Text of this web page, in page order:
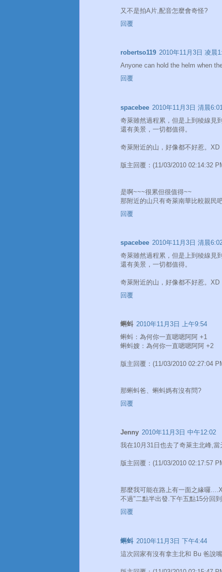
又不是拍A片,配音怎麼會奇怪?
回覆
robertso119 2010年11月3日 凌晨
Anyone can hold the helm when
回覆
spacebee 2010年11月3日 清晨6:01
奇萊雖然過程累，但是上到稜線見
還有美景，一切都值得。
奇萊附近的山，好像都不好惹。XD
版主回覆：(11/03/2010 02:14:32
是啊~~~很累但很值得~~
那附近的山只有奇萊南華比較親民
回覆
spacebee 2010年11月3日 清晨
奇萊雖然過程累，但是上到稜線見
還有美景，一切都值得。
奇萊附近的山，好像都不好惹。XD
回覆
蝌蚪 2010年11月3日 上午9:54
蝌蚪：為何你一直嗯嗯阿阿 +1
蝌蚪嫂：為何你一直嗯嗯阿阿 +2
版主回覆：(11/03/2010 02:27:04
那蝌蚪爸、蝌蚪媽有沒有問?
回覆
Jenny 2010年11月3日 中午12:02
我在10月31日也去了奇萊主北峰,
版主回覆：(11/03/2010 02:17:57
那麼我可能在路上有一面之緣囉
不過"二點半出發.下午五點15分回
回覆
蝌蚪 2010年11月3日 下午4:44
這次回家有沒有拿主北和 Bu 爸說